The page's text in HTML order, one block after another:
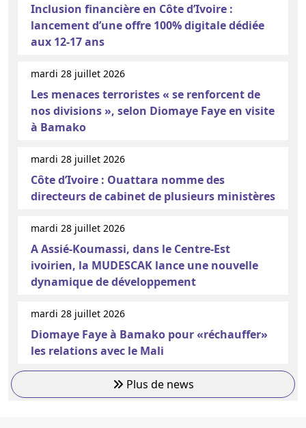
Inclusion financière en Côte d’Ivoire :
lancement d’une offre 100% digitale dédiée
aux 12-17 ans
mardi 28 juillet 2026
Les menaces terroristes « se renforcent de
nos divisions », selon Diomaye Faye en visite
à Bamako
mardi 28 juillet 2026
Côte d’Ivoire : Ouattara nomme des
directeurs de cabinet de plusieurs ministères
mardi 28 juillet 2026
A Assié-Koumassi, dans le Centre-Est
ivoirien, la MUDESCAK lance une nouvelle
dynamique de développement
mardi 28 juillet 2026
Diomaye Faye à Bamako pour «réchauffer»
les relations avec le Mali
Plus de news